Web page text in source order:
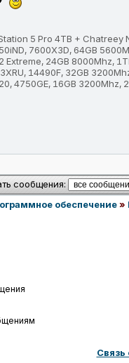
5 Pro 4TB +
7600X3D, 64GB
Extreme, 24GB 8000Mhz,
14490F, 32GB
4750GE, 16GB 3200Mhz,
сообщения:
обеспечение»